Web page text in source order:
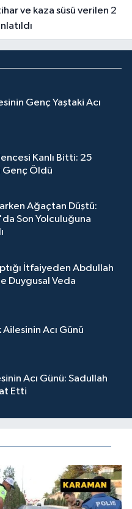
Genç Yaştaki Acı
Kanlı Bitti: 25
Genç Öldü
Ağaçtan Düştü:
Son Yolculuğuna
İtfaiyeden Abdullah
Duygusal Veda
Ailesinin Acı Günü
Acı Günü: Sadullah
Etti